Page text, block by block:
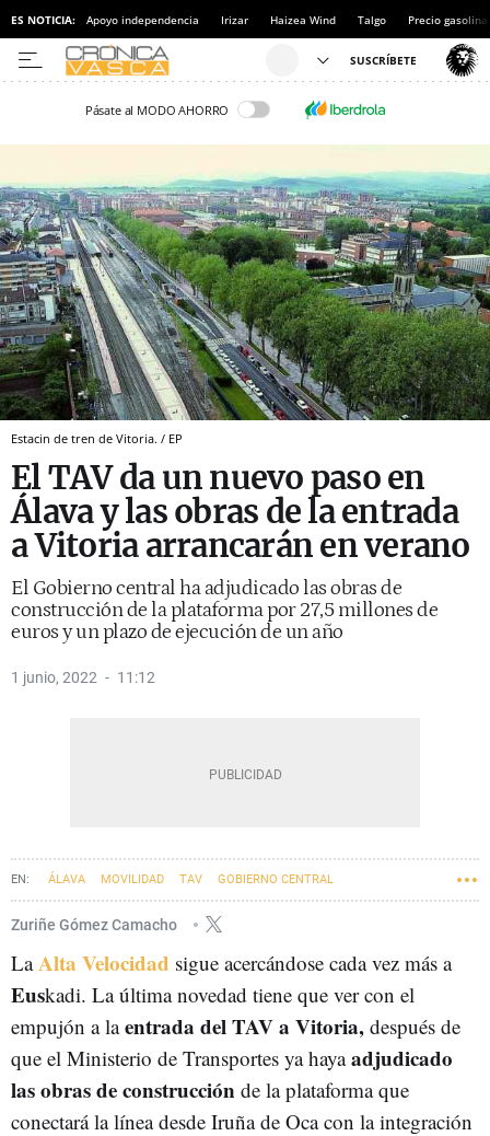
ES NOTICIA: Apoyo independencia Irizar Haizea Wind Talgo Precio gasolina
Pásate al MODO AHORRO
Estacin de tren de Vitoria. / EP
El TAV da un nuevo paso en
Álava y las obras de la entrada
a Vitoria arrancarán en verano
El Gobierno central ha adjudicado las obras de
construcción de la plataforma por 27,5 millones de
euros y un plazo de ejecución de un año
1 junio, 2022 11:12
ÁLAVA MOVILIDAD TAV GOBIERNO CENTRAL
Zuriñe Gómez Camacho
La Alta Velocidad sigue acercándose cada vez más a
Euskadi. La última novedad tiene que ver con el
empujón a laentrada del TAV a Vitoria, después de
que el Ministerio de Transportes ya hayaadjudicado
las obras de construcción de la plataforma que
conectará la línea desde Iruña de Oca con la integración